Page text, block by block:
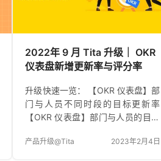
足其需求，需要新增新的字段并支
其原有的叫法不一致，如指标名称
称为…
2022年 9 月 Tita 升级｜ OKR
仪表盘新增更新率与评分率
升级快速一览： 【OKR 仪表盘】部
门与人员不同时段的目标更新率
【OKR 仪表盘】部门与人员的目标
据范围根据右上角的筛选条件来控
产品升级@Tita 2023年2月4日